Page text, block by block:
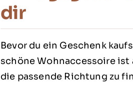
dir
Bevor du ein Geschenk
schöne Wohnaccessoire ist
die passende Richtung zu